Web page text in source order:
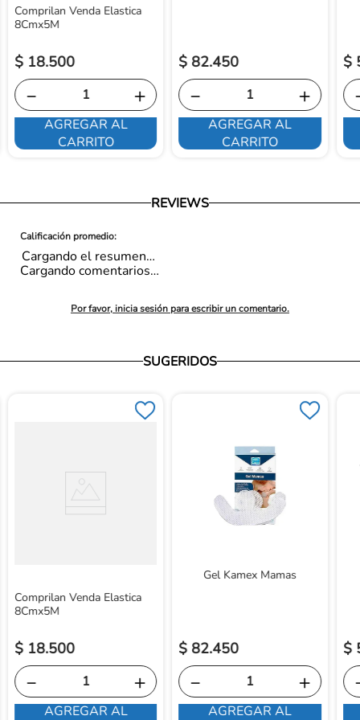
Comprilan Venda Elastica
8Cmx5M
$ 18.500
＋
－
AGREGAR AL
CARRITO
$ 82.450
＋
－
AGREGAR AL
CARRITO
$
REVIEWS
Cargando el resumen…
Por favor, inicia sesión para escribir un comentario.
Cargando comentarios…
SUGERIDOS
Comprilan Venda Elastica
8Cmx5M
$ 18.500
＋
－
AGREGAR AL
Gel Kamex Mamas
$ 82.450
＋
－
AGREGAR AL
$